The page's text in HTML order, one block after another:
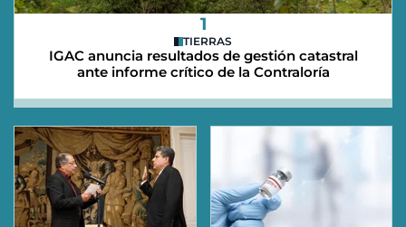
1
TIERRAS
IGAC anuncia resultados de gestión catastral
ante informe crítico de la Contraloría